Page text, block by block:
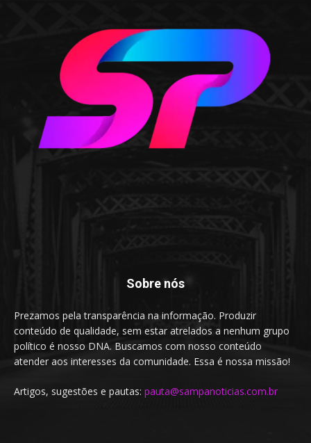
Sobre nós
Prezamos pela transparência na informação. Produzir
conteúdo de qualidade, sem estar atrelados a nenhum grupo
político é nosso DNA. Buscamos com nosso conteúdo
atender aos interesses da comunidade. Essa é nossa missão!
Artigos, sugestões e pautas: pauta@sampanoticias.com.br